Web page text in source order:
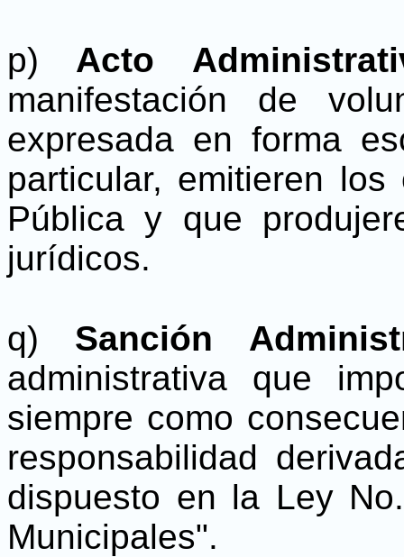
p) Acto
manifestación de
expresada en forma
particular, emitieren
Pública y que
jurídicos.
q) Sanción
administrativa que
siempre como
responsabilidad
dispuesto en la Ley
Municipales".